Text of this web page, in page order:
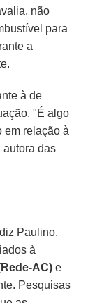
não
para
a
à de
"É algo
em relação à
autora das
Paulino,
à
AC) e
Pesquisas